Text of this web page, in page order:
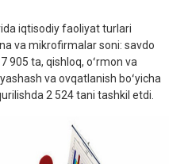
iqtisodiy faoliyat turlari
va mikrofirmalar soni: savdo
905 ta, qishloq, oʻrmon va
va ovqatlanish boʻyicha
2 524 tani tashkil etdi.